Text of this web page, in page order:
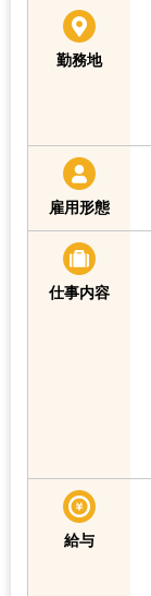
勤務地
雇用形態
仕事内容
給与